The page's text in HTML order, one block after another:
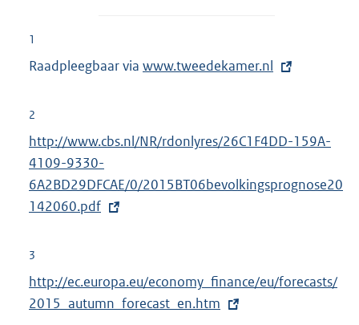
1
Raadpleegbaar via E
r
e
k
:
www.tweedekamer.nl
2
E
x
t
e
n
l
i
http://www.cbs.nl/NR/rdonlyres/26C1F4DD-159A-
4109-9330-
6A2BD29DFCAE/0/2015BT06bevolkingsprognose20
142060.pdf
3
E
x
http://ec.europa.eu/economy_finance/eu/forecasts/
2015_autumn_forecast_en.htm